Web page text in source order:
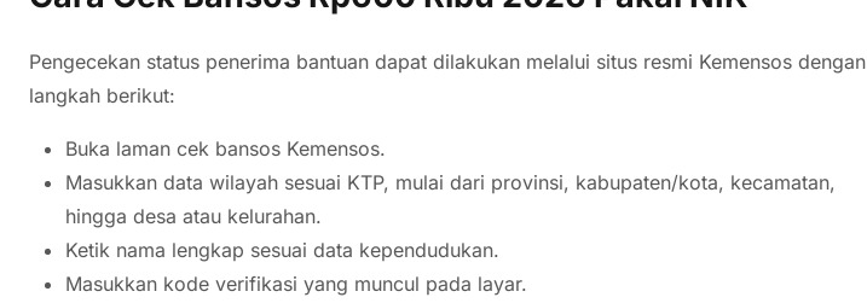
Pengecekan status penerima bantuan dapat dilakukan melalui situs resmi Kemensos dengan
langkah berikut:
Buka laman cek bansos Kemensos.
Masukkan data wilayah sesuai KTP, mulai dari provinsi, kabupaten/kota, kecamatan,
hingga desa atau kelurahan.
Ketik nama lengkap sesuai data kependudukan.
Masukkan kode verifikasi yang muncul pada layar.